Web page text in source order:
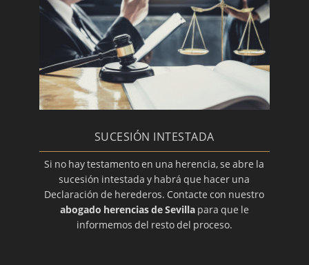
SUCESIÓN INTESTADA
Si no hay testamento en una herencia, se abre la
sucesión intestada y habrá que hacer una
Declaración de herederos. Contacte con nuestro
abogado herencias de Sevillapara que le
informemos del resto del proceso.